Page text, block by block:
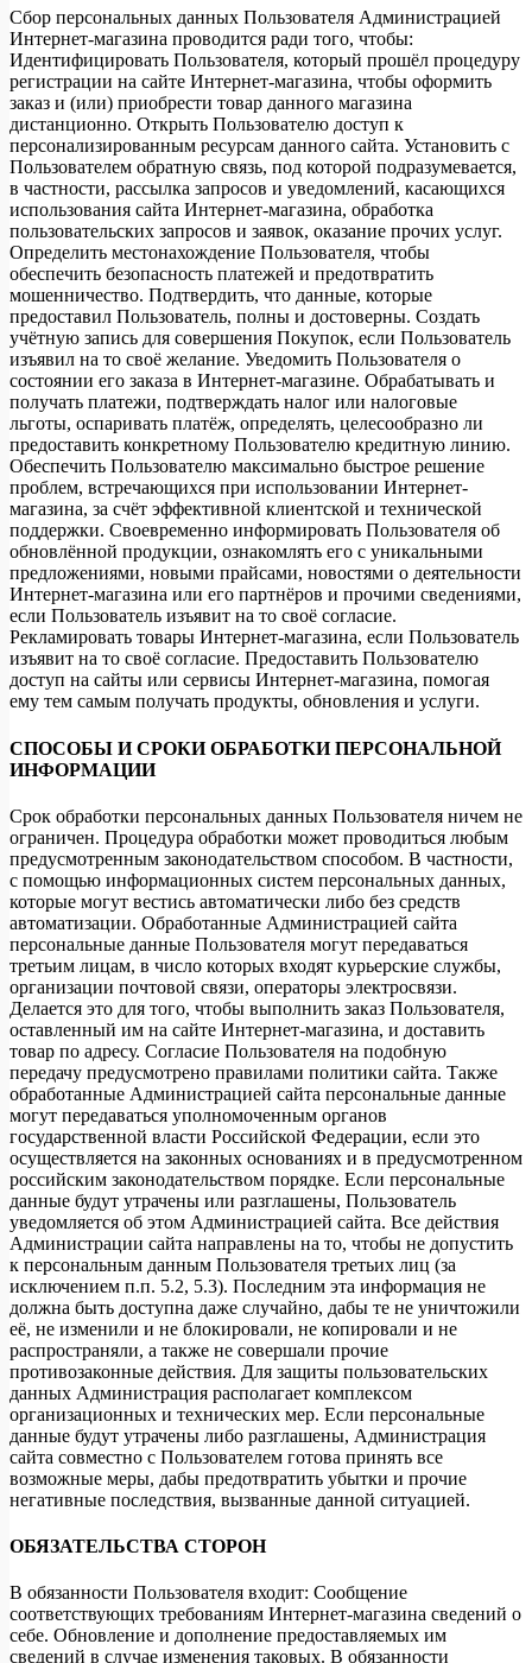
Сбор персональных данных Пользователя Администрацией
Интернет-магазина проводится ради того, чтобы:
Идентифицировать Пользователя, который прошёл процедуру
регистрации на сайте Интернет-магазина, чтобы оформить
заказ и (или) приобрести товар данного магазина
дистанционно. Открыть Пользователю доступ к
персонализированным ресурсам данного сайта. Установить с
Пользователем обратную связь, под которой подразумевается,
в частности, рассылка запросов и уведомлений, касающихся
использования сайта Интернет-магазина, обработка
пользовательских запросов и заявок, оказание прочих услуг.
Определить местонахождение Пользователя, чтобы
обеспечить безопасность платежей и предотвратить
мошенничество. Подтвердить, что данные, которые
предоставил Пользователь, полны и достоверны. Создать
учётную запись для совершения Покупок, если Пользователь
изъявил на то своё желание. Уведомить Пользователя о
состоянии его заказа в Интернет-магазине. Обрабатывать и
получать платежи, подтверждать налог или налоговые
льготы, оспаривать платёж, определять, целесообразно ли
предоставить конкретному Пользователю кредитную линию.
Обеспечить Пользователю максимально быстрое решение
проблем, встречающихся при использовании Интернет-
магазина, за счёт эффективной клиентской и технической
поддержки. Своевременно информировать Пользователя об
обновлённой продукции, ознакомлять его с уникальными
предложениями, новыми прайсами, новостями о деятельности
Интернет-магазина или его партнёров и прочими сведениями,
если Пользователь изъявит на то своё согласие.
Рекламировать товары Интернет-магазина, если Пользователь
изъявит на то своё согласие. Предоставить Пользователю
доступ на сайты или сервисы Интернет-магазина, помогая
ему тем самым получать продукты, обновления и услуги.
СПОСОБЫ И СРОКИ ОБРАБОТКИ ПЕРСОНАЛЬНОЙ
ИНФОРМАЦИИ
Срок обработки персональных данных Пользователя ничем не
ограничен. Процедура обработки может проводиться любым
предусмотренным законодательством способом. В частности,
с помощью информационных систем персональных данных,
которые могут вестись автоматически либо без средств
автоматизации. Обработанные Администрацией сайта
персональные данные Пользователя могут передаваться
третьим лицам, в число которых входят курьерские службы,
организации почтовой связи, операторы электросвязи.
Делается это для того, чтобы выполнить заказ Пользователя,
оставленный им на сайте Интернет-магазина, и доставить
товар по адресу. Согласие Пользователя на подобную
передачу предусмотрено правилами политики сайта. Также
обработанные Администрацией сайта персональные данные
могут передаваться уполномоченным органов
государственной власти Российской Федерации, если это
осуществляется на законных основаниях и в предусмотренном
российским законодательством порядке. Если персональные
данные будут утрачены или разглашены, Пользователь
уведомляется об этом Администрацией сайта. Все действия
Администрации сайта направлены на то, чтобы не допустить
к персональным данным Пользователя третьих лиц (за
исключением п.п. 5.2, 5.3). Последним эта информация не
должна быть доступна даже случайно, дабы те не уничтожили
её, не изменили и не блокировали, не копировали и не
распространяли, а также не совершали прочие
противозаконные действия. Для защиты пользовательских
данных Администрация располагает комплексом
организационных и технических мер. Если персональные
данные будут утрачены либо разглашены, Администрация
сайта совместно с Пользователем готова принять все
возможные меры, дабы предотвратить убытки и прочие
негативные последствия, вызванные данной ситуацией.
ОБЯЗАТЕЛЬСТВА СТОРОН
В обязанности Пользователя входит: Сообщение
соответствующих требованиям Интернет-магазина сведений о
себе. Обновление и дополнение предоставляемых им
сведений в случае изменения таковых. В обязанности